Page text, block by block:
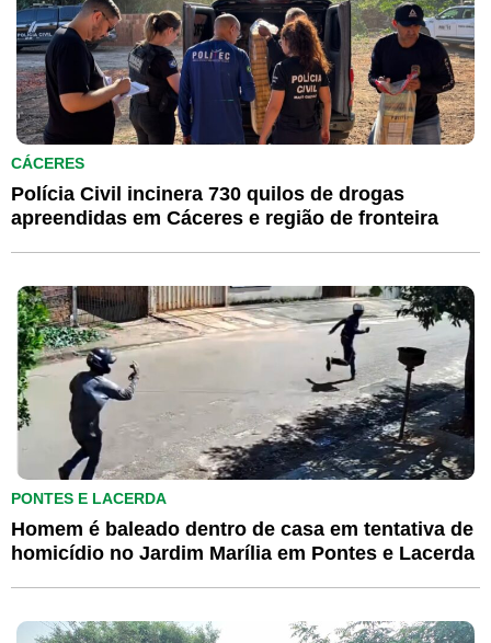
CÁCERES
Polícia Civil incinera 730 quilos de drogas
apreendidas em Cáceres e região de fronteira
PONTES E LACERDA
Homem é baleado dentro de casa em tentativa de
homicídio no Jardim Marília em Pontes e Lacerda